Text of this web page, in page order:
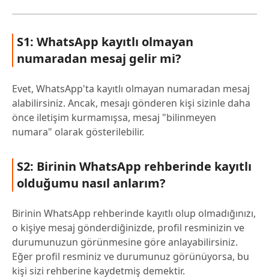
S1: WhatsApp kayıtlı olmayan
numaradan mesaj gelir mi?
Evet, WhatsApp'ta kayıtlı olmayan numaradan mesaj
alabilirsiniz. Ancak, mesajı gönderen kişi sizinle daha
önce iletişim kurmamışsa, mesaj "bilinmeyen
numara" olarak gösterilebilir.
S2: Birinin WhatsApp rehberinde kayıtlı
olduğumu nasıl anlarım?
Birinin WhatsApp rehberinde kayıtlı olup olmadığınızı,
o kişiye mesaj gönderdiğinizde, profil resminizin ve
durumunuzun görünmesine göre anlayabilirsiniz.
Eğer profil resminiz ve durumunuz görünüyorsa, bu
kişi sizi rehberine kaydetmiş demektir.